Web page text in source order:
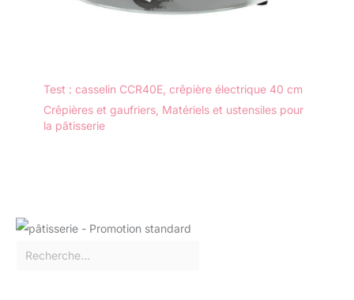
Test : casselin CCR40E, crêpière électrique 40 cm
Crêpières et gaufriers Matériels et ustensiles pour
la pâtisserie